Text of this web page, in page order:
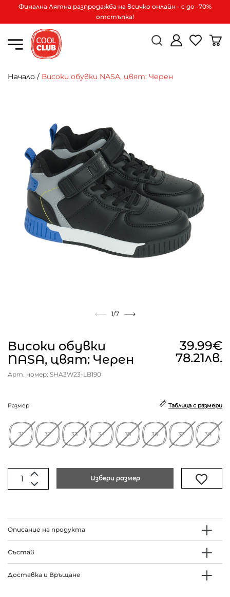
Финална Лятна разпродажба на всичко онлайн - с до -70%
отстъпка!
Начало / Високи обувки NASA, цвят: Черен
1/7
Високи обувки
NASA, цвят: Черен
Арт. номер: SHA3W23-LB190
39.99€
78.21лв.
Размер Таблица с размери
31 32 33 34 35 36 37 38
Избери размер
Описание на продукта
Състав
Доставка и Връщане